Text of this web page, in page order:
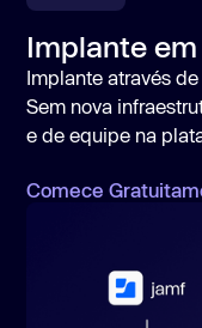
Implante
Implante através
Sem nova
e de equipe na
Comece